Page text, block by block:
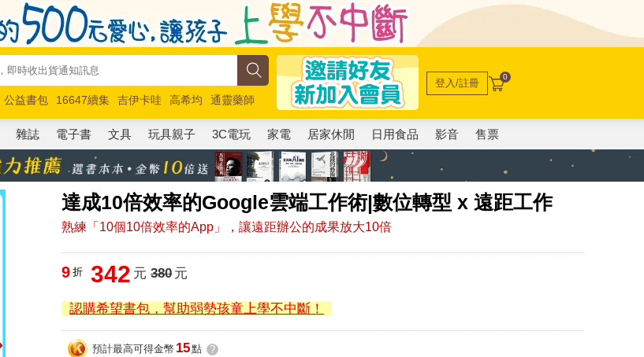
公益書包 16647續集 吉伊卡哇 高希均
通靈藥師
馬斯克 玩具總動員5 超慢跑
登入/註冊 0
雜誌 電子書 文具 玩具親子 3C電玩 家電 居家休閒 日用食品 影音 售票
達成10倍效率的Google雲端工作術|數位轉型 x 遠距工作
熟練「10個10倍效率的App」，讓遠距辦公的成果放大10倍
9 折 342 元 380元
認購希望書包，幫助弱勢孩童上學不中斷！
預計最高可得金幣 15點 ?